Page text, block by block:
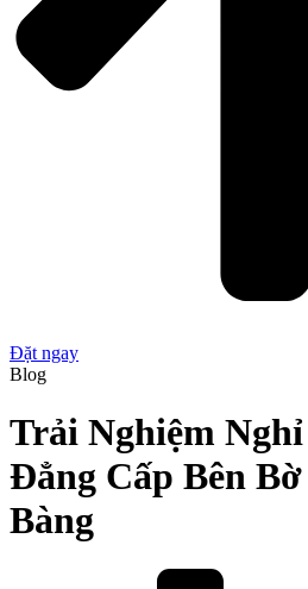
Đặt ngay
Blog
Trải Nghiệm
Đẳng Cấp Bên
Bàng